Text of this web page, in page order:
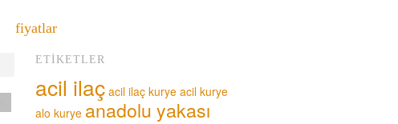
fiyatlar
ETIKETLER
acil ilaç acil ilaç kurye acil kurye
alo kurye anadolu yakası